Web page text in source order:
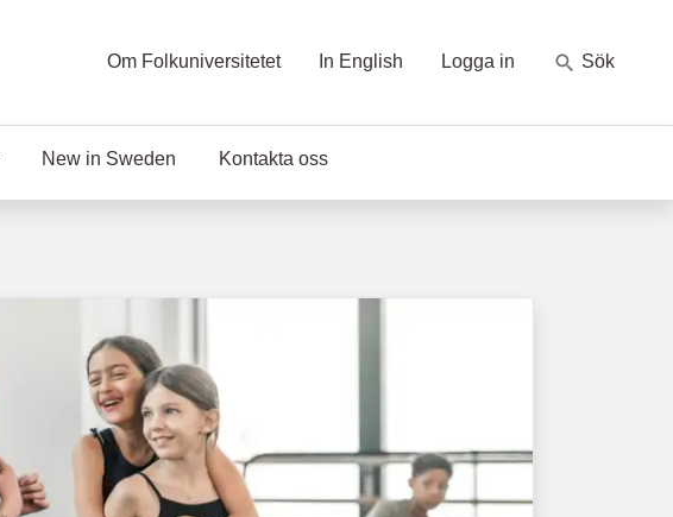
Om Folkuniversitetet In English Logga in Sök
New in Sweden Kontakta oss